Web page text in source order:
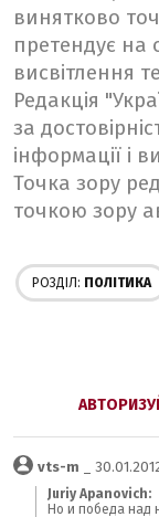
винятково
претендує на
висвітлення
Редакція
за
інформації і
Точка зору
точкою зору
РОЗДІЛ: ПОЛІТИКА
vts-m _
Juriy Apanovich:
Но и победа над